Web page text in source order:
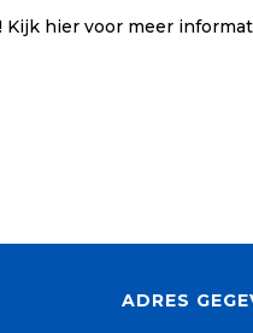
hier voor meer
ADRES